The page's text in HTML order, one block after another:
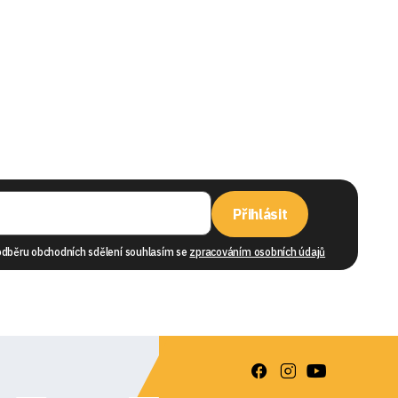
Přihlásit
obchodních sdělení souhlasím se zpracováním osobních údajů